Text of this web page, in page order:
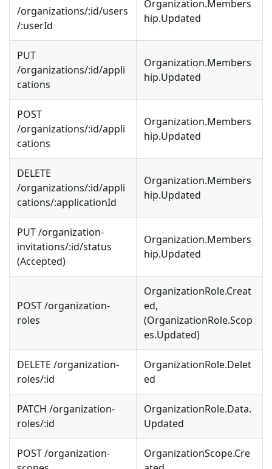
/organizations/:id/users
/:userId
Organization.Members
hip.Updated
PUT
/organizations/:id/appli
cations
Organization.Members
hip.Updated
POST
/organizations/:id/appli
cations
Organization.Members
hip.Updated
DELETE
/organizations/:id/appli
cations/:applicationId
Organization.Members
hip.Updated
PUT /organization-
invitations/:id/status
(Accepted)
Organization.Members
hip.Updated
POST /organization-
roles
OrganizationRole.Creat
ed,
(OrganizationRole.Scop
es.Updated)
DELETE /organization-
roles/:id
OrganizationRole.Delet
ed
PATCH /organization-
roles/:id
OrganizationRole.Data.
Updated
POST /organization-
OrganizationScope.Cre